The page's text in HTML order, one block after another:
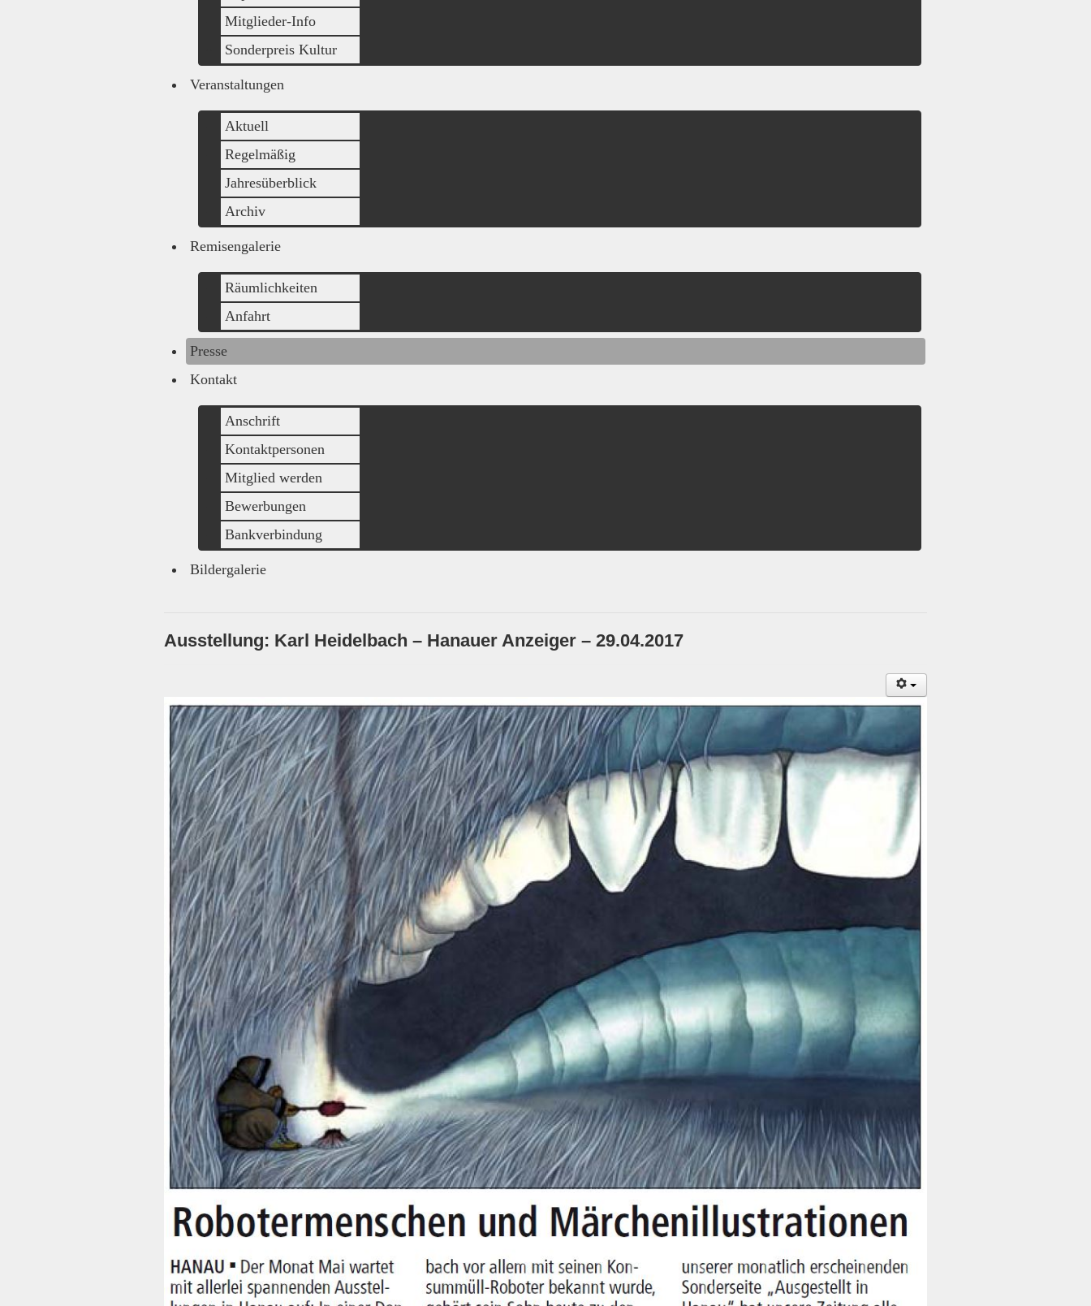
Mitglieder-Info
Sonderpreis Kultur
Veranstaltungen
Aktuell
Regelmäßig
Jahresüberblick
Archiv
Remisengalerie
Räumlichkeiten
Anfahrt
Presse
Kontakt
Anschrift
Kontaktpersonen
Mitglied werden
Bewerbungen
Bankverbindung
Bildergalerie
Ausstellung: Karl Heidelbach – Hanauer Anzeiger – 29.04.2017